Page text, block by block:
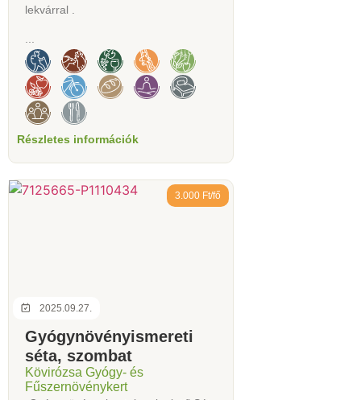
lekvárral .
...
Részletes információk
2025.09.27.
3.000 Ft/fő
Gyógynövényismereti
séta, szombat
Kövirózsa Gyógy- és
Fűszernövénykert